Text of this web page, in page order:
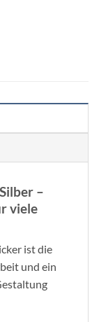
–
viele
ist die
und ein